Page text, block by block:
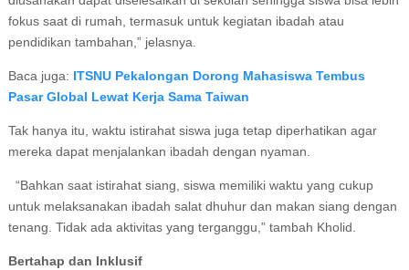
fokus saat di rumah, termasuk untuk kegiatan ibadah atau
pendidikan tambahan,” jelasnya.
Baca juga: ITSNU Pekalongan Dorong Mahasiswa Tembus
Pasar Global Lewat Kerja Sama Taiwan
Tak hanya itu, waktu istirahat siswa juga tetap diperhatikan agar
mereka dapat menjalankan ibadah dengan nyaman.
“Bahkan saat istirahat siang, siswa memiliki waktu yang cukup
untuk melaksanakan ibadah salat dhuhur dan makan siang dengan
tenang. Tidak ada aktivitas yang terganggu,” tambah Kholid.
Bertahap dan Inklusif